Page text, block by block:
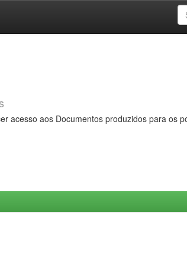
acesso aos Documentos produzidos para os